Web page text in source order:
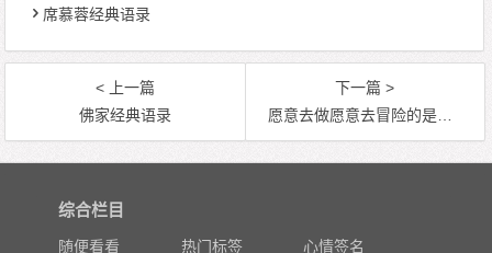
席慕蓉经典语录
< 上一篇
佛家经典语录
下一篇 >
愿意去做愿意去冒险的是走得最远
综合栏目
随便看看 热门标签
心情签名